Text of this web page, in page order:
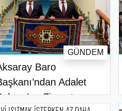
Baro
Adalet
Ziyaret..
GÜNDEM